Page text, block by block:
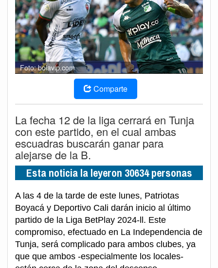
Foto: bolavip.com
Comparte
La fecha 12 de la liga cerrará en Tunja
con este partido, en el cual ambas
escuadras buscarán ganar para
alejarse de la B.
Esta noticia la leyeron 30634 personas
A las 4 de la tarde de este lunes, Patriotas
Boyacá y Deportivo Cali darán inicio al último
partido de la Liga BetPlay 2024-ll. Este
compromiso, efectuado en La Independencia de
Tunja, será complicado para ambos clubes, ya
que que ambos -especialmente los locales-